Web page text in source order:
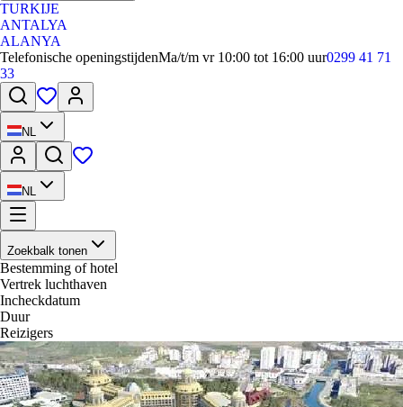
TURKIJE
ANTALYA
ALANYA
Telefonische openingstijdenMa/t/m vr 10:00 tot 16:00 uur0299 41 71
33
NL
NL
Zoekbalk tonen
Bestemming of hotel
Vertrek luchthaven
Incheckdatum
Duur
Reizigers